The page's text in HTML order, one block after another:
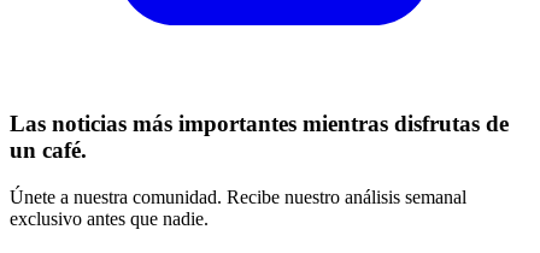
Las noticias más importantes mientras disfrutas de
un café.
Únete a nuestra comunidad. Recibe nuestro análisis semanal
exclusivo antes que nadie.